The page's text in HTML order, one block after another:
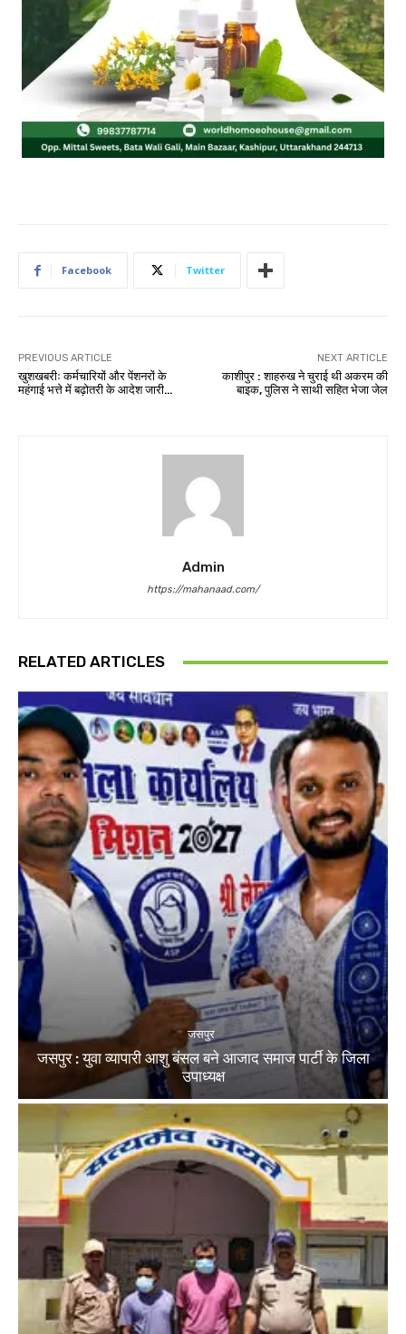
Facebook Twitter
PREVIOUS ARTICLE
खुशखबरीः कर्मचारियों और पेंशनरों के
महंगाई भत्ते में बढ़ोतरी के आदेश जारी…
NEXT ARTICLE
काशीपुर : शाहरुख ने चुराई थी अकरम की
बाइक, पुलिस ने साथी सहित भेजा जेल
Admin
https://mahanaad.com/
RELATED ARTICLES
जसपुर
जसपुर : युवा व्यापारी आशु बंसल बने आजाद समाज पार्टी के जिला
उपाध्यक्ष